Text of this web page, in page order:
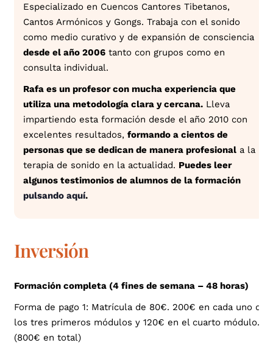
Especializado en Cuencos Cantores Tibetanos,
Cantos Armónicos y Gongs. Trabaja con el sonido
como medio curativo y de expansión de consciencia
desde el año 2006tanto con grupos como en
consulta individual.
Rafa es un profesor con mucha experiencia que
utiliza una metodología clara y cercana.Lleva
impartiendo esta formación desde el año 2010 con
excelentes resultados, formando a cientos de
personas que se dedican de manera profesionala la
terapia de sonido en la actualidad. Puedes leer
algunos testimonios de alumnos de la formación
pulsando aquí.
Inversión
Formación completa (4 fines de semana – 48 horas)
Forma de pago 1: Matrícula de 80€. 200€ en cada uno de
los tres primeros módulos y 120€ en el cuarto módulo.
(800€ en total)